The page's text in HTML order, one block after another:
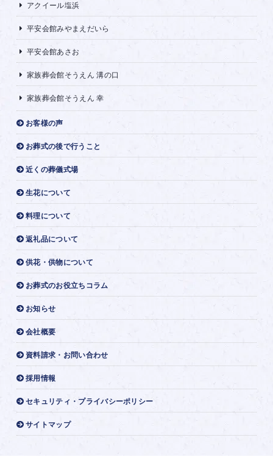
アクイール塩浜
平安会館みやまえだいら
平安会館あさお
家族葬会館そうえん 溝の口
家族葬会館そうえん 幸
お客様の声
お葬式の後で行うこと
近くの葬儀式場
生花について
料理について
返礼品について
供花・供物について
お葬式のお役立ちコラム
お知らせ
会社概要
資料請求・お問い合わせ
採用情報
セキュリティ・プライバシーポリシー
サイトマップ